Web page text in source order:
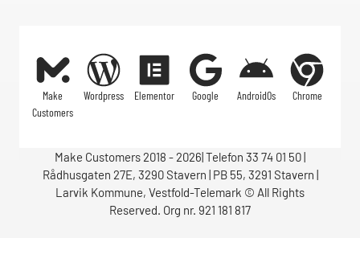
Make
Customers
Wordpress Elementor Google AndroidOs Chrome
Make Customers 2018 - 2026| Telefon 33 74 01 50 |
Rådhusgaten 27E, 3290 Stavern | PB 55, 3291 Stavern |
Larvik Kommune, Vestfold-Telemark © All Rights
Reserved. Org nr. 921 181 817